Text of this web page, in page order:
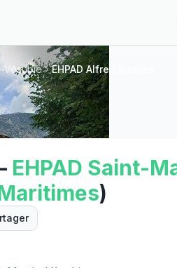
Vésubie EHPAD Alfred Kermes
EHPAD Saint-
)